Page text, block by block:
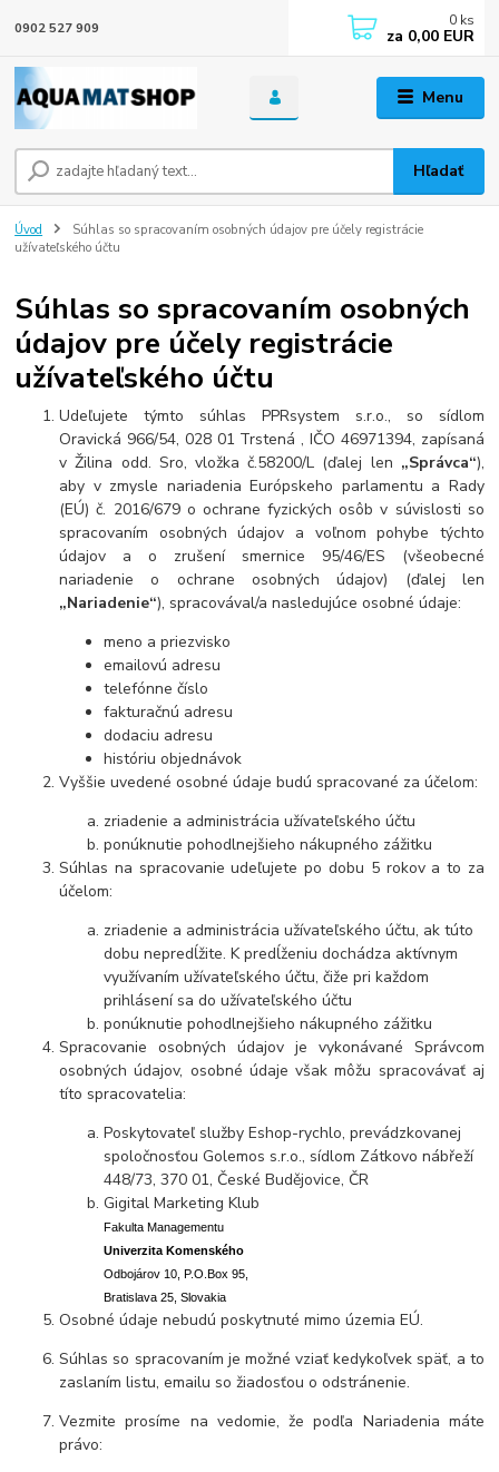
Menu
Hľadať
0902 527 909 0 ks
za 0,00 EUR
Úvod
Súhlas so spracovaním osobných údajov pre účely registrácie
užívateľského účtu
Súhlas so spracovaním osobných
údajov pre účely registrácie
užívateľského účtu
Udeľujete týmto súhlas PPRsystem s.r.o., so sídlom
Oravická 966/54, 028 01 Trstená , IČO 46971394, zapísaná
v Žilina odd. Sro, vložka č.58200/L (ďalej len „Správca“),
aby v zmysle nariadenia Európskeho parlamentu a Rady
(EÚ) č. 2016/679 o ochrane fyzických osôb v súvislosti so
spracovaním osobných údajov a voľnom pohybe týchto
údajov a o zrušení smernice 95/46/ES (všeobecné
nariadenie o ochrane osobných údajov) (ďalej len
„Nariadenie“), spracovával/a nasledujúce osobné údaje:
meno a priezvisko
emailovú adresu
telefónne číslo
fakturačnú adresu
dodaciu adresu
históriu objednávok
Vyššie uvedené osobné údaje budú spracované za účelom:
zriadenie a administrácia užívateľského účtu
ponúknutie pohodlnejšieho nákupného zážitku
Súhlas na spracovanie udeľujete po dobu 5 rokov a to za
účelom:
zriadenie a administrácia užívateľského účtu, ak túto
dobu nepredĺžite. K predĺženiu dochádza aktívnym
využívaním užívateľského účtu, čiže pri každom
prihlásení sa do užívateľského účtu
ponúknutie pohodlnejšieho nákupného zážitku
Spracovanie osobných údajov je vykonávané Správcom
osobných údajov, osobné údaje však môžu spracovávať aj
títo spracovatelia:
Poskytovateľ služby Eshop-rychlo, prevádzkovanej
spoločnosťou Golemos s.r.o., sídlom Zátkovo nábřeží
448/73, 370 01, České Budějovice, ČR
Gigital Marketing Klub
Fakulta Managementu
Univerzita Komenského
Odbojárov 10, P.O.Box 95,
Bratislava 25, Slovakia
Osobné údaje nebudú poskytnuté mimo územia EÚ.
Súhlas so spracovaním je možné vziať kedykoľvek späť, a to
zaslaním listu, emailu so žiadosťou o odstránenie.
Vezmite prosíme na vedomie, že podľa Nariadenia máte
právo: